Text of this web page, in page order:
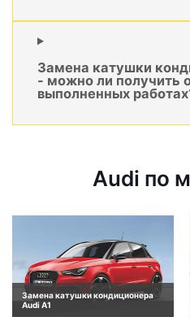
Замена катушки
- можно ли получить
выполненных
Audi по
Замена катушки кондиционера
Audi A1